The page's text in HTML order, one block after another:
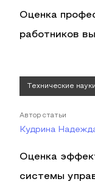
Оценка
работников
Технические науки
Автор статьи
Кудрина
Оценка
системы